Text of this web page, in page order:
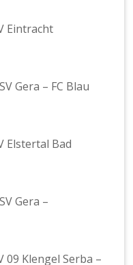
Eintracht
Gera – FC Blau
Elstertal Bad
Gera –
09 Klengel Serba –